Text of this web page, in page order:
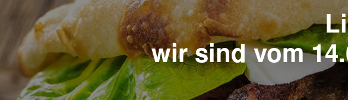
wir sind vom